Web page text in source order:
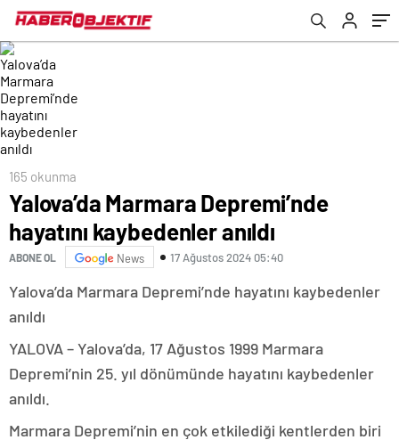
165 okunma
Yalova’da Marmara Depremi’nde
hayatını kaybedenler anıldı
ABONE OL News 17 Ağustos 2024 05:40
Yalova’da Marmara Depremi’nde hayatını kaybedenler
anıldı
YALOVA – Yalova’da, 17 Ağustos 1999 Marmara
Depremi’nin 25. yıl dönümünde hayatını kaybedenler
anıldı.
Marmara Depremi’nin en çok etkilediği kentlerden biri